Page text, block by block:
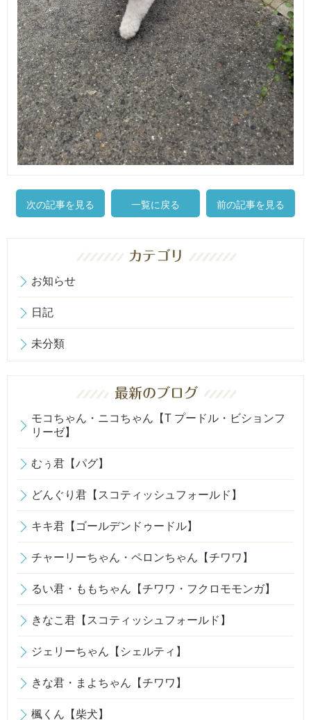
次の記事を見る 一覧に戻る 前の記事を見る
お知らせ
日記
未分類
モコちゃん・ニコちゃん【T プードル・ビションフ
リーゼ】
むぅ君【パグ】
どんぐり君【スコティッシュフォールド】
キキ君【ゴールデンドゥードル】
チャーリーちゃん・ペロンちゃん【チワワ】
るい君・ももちゃん【チワワ・フクロモモンガ】
きなこ君【スコティッシュフォールド】
ジェリーちゃん【シェルティ】
きな君・まよちゃん【チワワ】
楓くん【柴犬】